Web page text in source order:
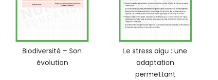
Biodiversité – Son
évolution
Le stress aigu : une
adaptation
permettant